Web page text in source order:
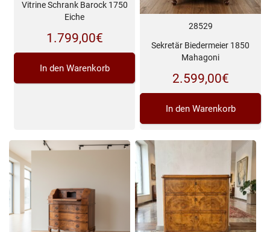
Vitrine Schrank Barock 1750
Eiche
1.799,00€
In den Warenkorb
28529
Sekretär Biedermeier 1850
Mahagoni
2.599,00€
In den Warenkorb